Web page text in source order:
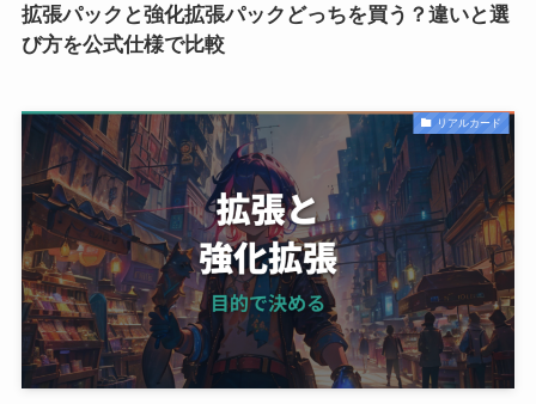
拡張パックと強化拡張パックどっちを買う？違いと選
び方を公式仕様で比較
リアルカード